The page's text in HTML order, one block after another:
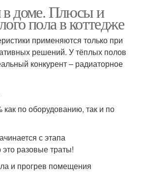
доме. Плюсы и
пола в коттедже
применяются только при
решений. У тёплых полов
конкурент – радиаторное
по оборудованию, так и по
с этапа
разовые траты!
и прогрев помещения